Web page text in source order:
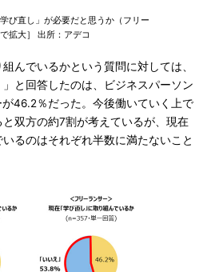
び直し」が必要だと思うか（フリー
拡大］ 出所：アデコ
んでいるかという質問に対しては、
」と回答したのは、ビジネスパーソン
46.2％だった。今後働いていく上で
と双方の約7割が考えているが、現在
いるのはそれぞれ半数に満たないこと